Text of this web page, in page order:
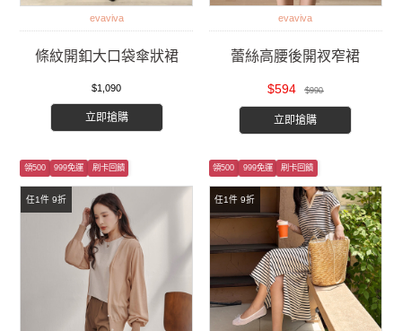
evaviva
條紋開釦大口袋傘狀裙
$1,090
立即搶購
evaviva
蕾絲高腰後開衩窄裙
$594 $990
立即搶購
任1件 9折
領500 999免運 刷卡回饋
任1件 9折
領500 999免運 刷卡回饋